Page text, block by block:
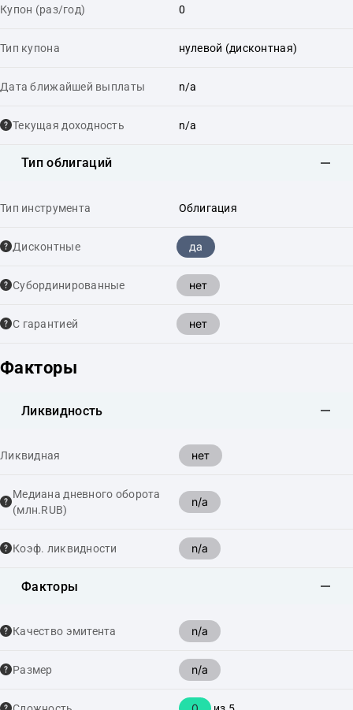
Купон (раз/год) 0
Тип купона нулевой (дисконтная)
Дата ближайшей выплаты n/a
Текущая доходность n/a
Тип облигаций
Тип инструмента Облигация
Дисконтные да
Cубординированные нет
С гарантией нет
Факторы
Ликвидность
Ликвидная нет
Медиана дневного оборота
(млн.RUB)
n/a
Коэф. ликвидности n/a
Факторы
Качество эмитента n/a
Размер n/a